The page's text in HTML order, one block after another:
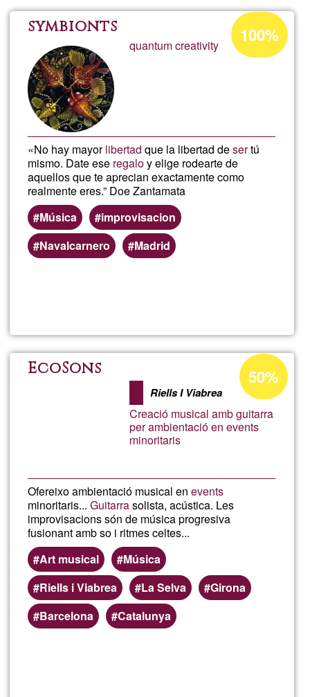
Samara
symbionts
quantum creativity
«No hay mayorlibertad que la libertad desertú
mismo. Date ese regaloy elige rodearte de
aquellos que te aprecian exactamente como
realmente eres.” Doe Zantamata
Música
improvisacion
Navalcarnero
Madrid
Porcentaje
de
aceptación
100%
EcoSons
Riells I Viabrea
Creació musical amb guitarra
per ambientació en events
minoritaris
Ofereixo ambientació musical enevents
minoritaris...Guitarrasolista, acústica. Les
improvisacions són de música progresiva
fusionant amb so i ritmes celtes...
Art musical
Música
Riells i Viabrea
La Selva
Girona
Barcelona
Catalunya
Porcentaje
de
aceptación
de
50%